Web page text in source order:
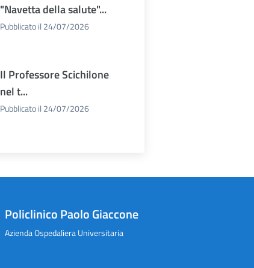
"Navetta della salute"...
Pubblicato il 24/07/2026
Il Professore Scichilone
nel t...
Pubblicato il 24/07/2026
Policlinico Paolo Giaccone
Azienda Ospedaliera Universitaria